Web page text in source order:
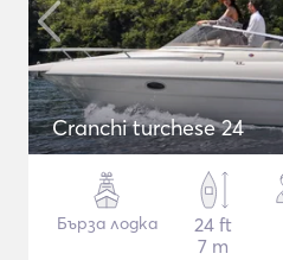
Cranchi turchese 24
Бърза лодка
24 ft
7 m